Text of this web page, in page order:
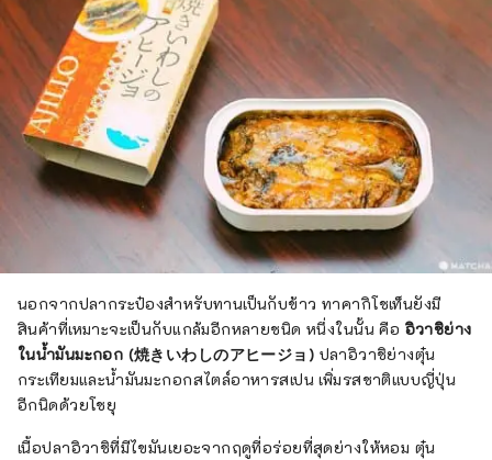
นอกจากปลากระป๋องสำหรับทานเป็นกับข้าว ทาคากิโชเท็นยังมี
สินค้าที่เหมาะจะเป็นกับแกล้มอีกหลายชนิด หนึ่งในนั้น คือ อิวาชิย่าง
ในน้ำมันมะกอก (焼きいわしのアヒージョ) ปลาอิวาชิย่างตุ๋น
กระเทียมและน้ำมันมะกอกสไตล์อาหารสเปน เพิ่มรสชาติแบบญี่ปุ่น
อีกนิดด้วยโชยุ
เนื้อปลาอิวาชิที่มีไขมันเยอะจากฤดูที่อร่อยที่สุดย่างให้หอม ตุ๋น